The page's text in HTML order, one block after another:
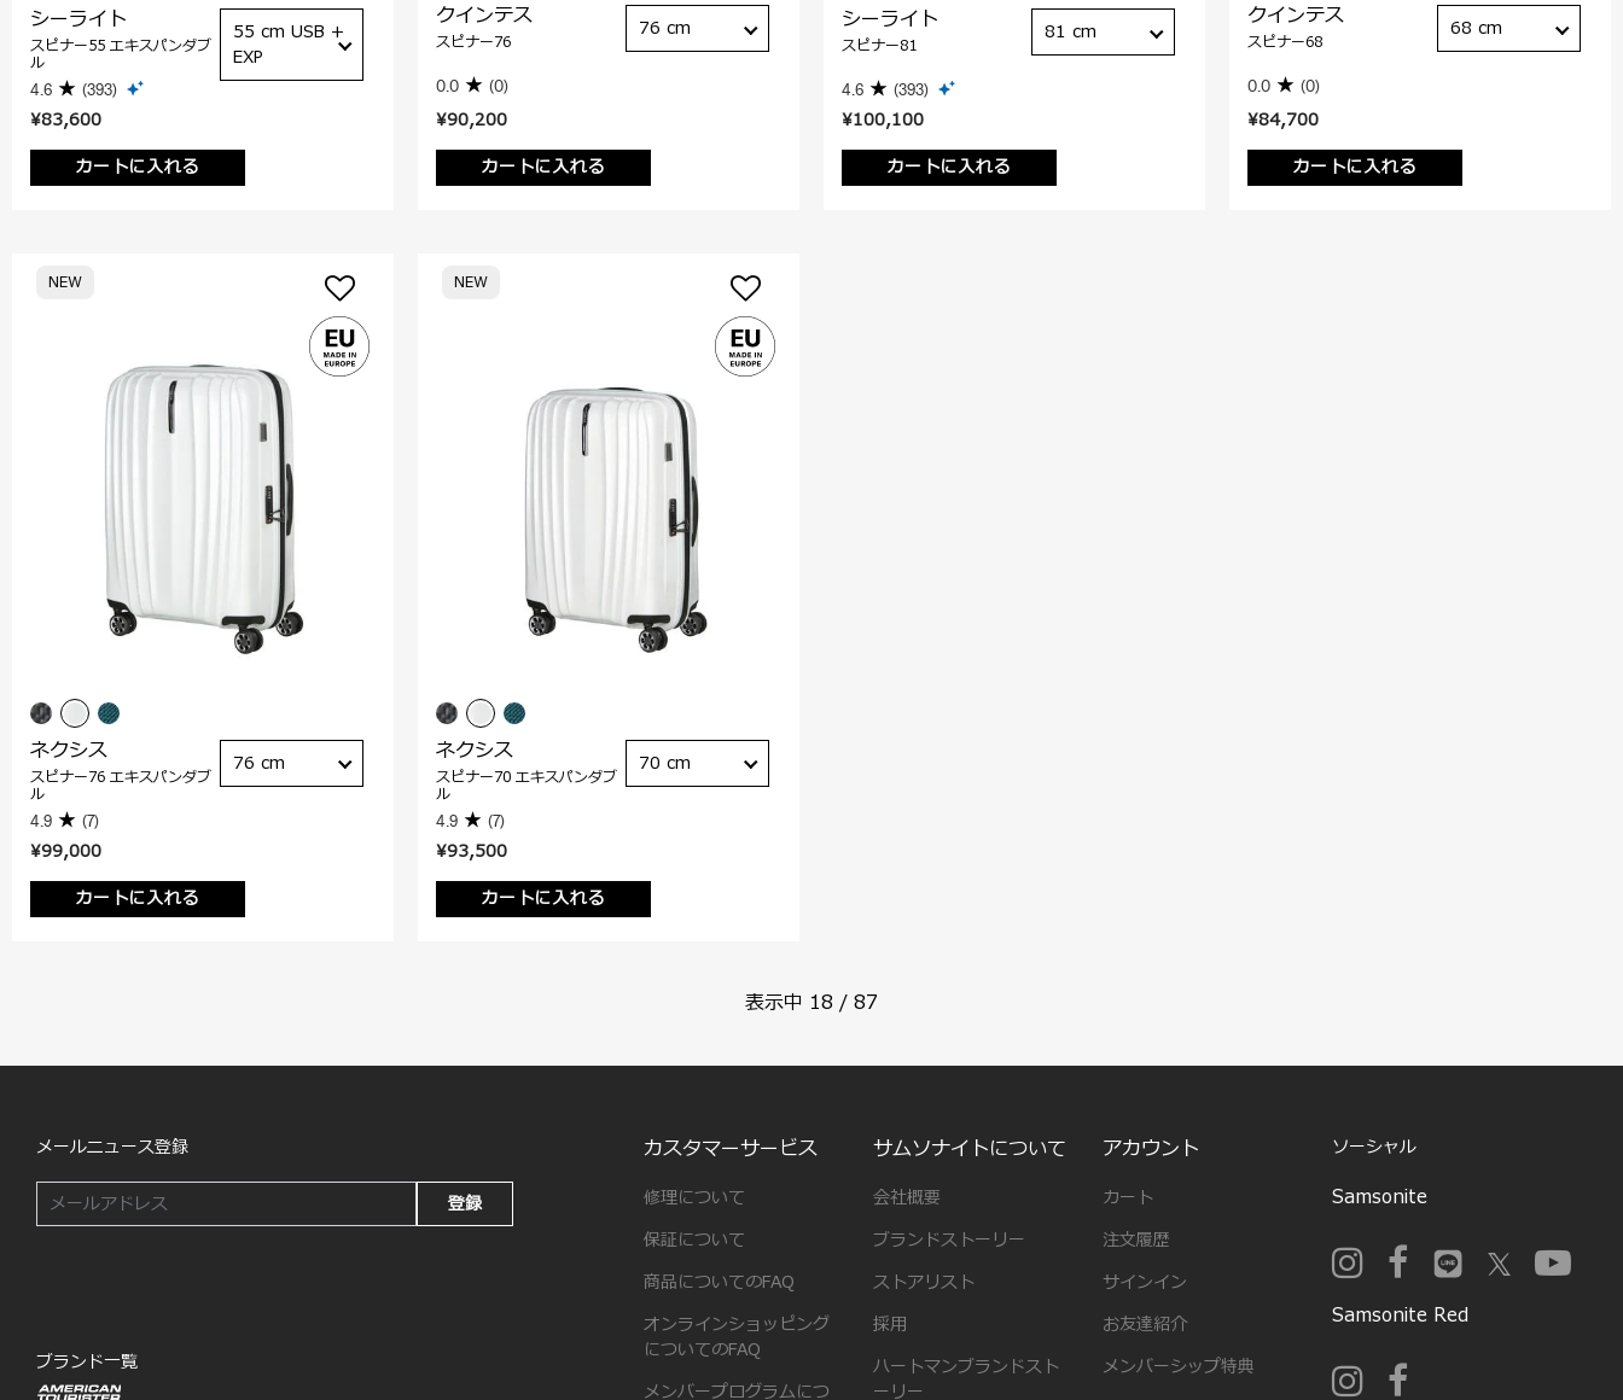
¥83,600
カートに入れる
シーライト
スピナー55 エキスパンダブ
ル
4.6 (393)
55 cm USB +
EXP
¥90,200
カートに入れる
クインテス
スピナー76
0.0 (0)
76 cm
¥100,100
カートに入れる
シーライト
スピナー81
4.6 (393)
81 cm
¥84,700
カートに入れる
クインテス
スピナー68
0.0 (0)
68 cm
¥99,000
カートに入れる
NEW
ネクシス
スピナー76 エキスパンダブ
ル
4.9 (7)
76 cm
¥93,500
カートに入れる
NEW
ネクシス
スピナー70 エキスパンダブ
ル
4.9 (7)
70 cm
表示中 18 / 87
メールニュース登録
登録
ブランド一覧
カスタマーサービス
修理について
保証について
商品についてのFAQ
オンラインショッピング
についてのFAQ
メンバープログラムにつ
サムソナイトについて
会社概要
ブランドストーリー
ストアリスト
採用
ハートマンブランドスト
ーリー
アカウント
カート
注文履歴
サインイン
お友達紹介
メンバーシップ特典
ソーシャル
Samsonite
Samsonite Red